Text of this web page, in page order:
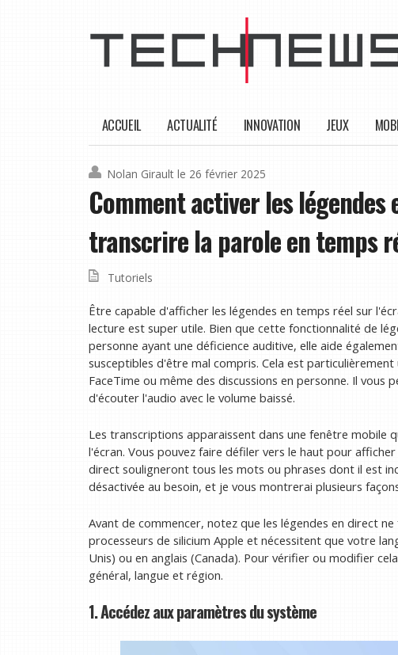
ACCUEIL ACTUALITÉ INNOVATION JEUX
Nolan Girault le 26 février 2025
Comment activer les
transcrire la parole en temps
Tutoriels
Être capable d'afficher les légendes en temps réel sur
lecture est super utile. Bien que cette fonctionnalité de
personne ayant une déficience auditive, elle aide
susceptibles d'être mal compris. Cela est
FaceTime ou même des discussions en personne. Il
d'écouter l'audio avec le volume baissé.
Les transcriptions apparaissent dans une fenêtre mobile
l'écran. Vous pouvez faire défiler vers le haut pour
direct souligneront tous les mots ou phrases dont il est
désactivée au besoin, et je vous montrerai plusieurs
Avant de commencer, notez que les légendes en direct
processeurs de silicium Apple et nécessitent que votre
Unis) ou en anglais (Canada). Pour vérifier ou modifier
général, langue et région.
1. Accédez aux paramètres du système